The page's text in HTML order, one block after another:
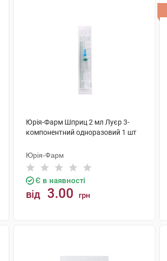
Юрія-Фарм Шприц 2 мл Луєр 3-
компонентний одноразовий 1 шт
Юрія-Фарм
Є в наявності
від 3.00 грн